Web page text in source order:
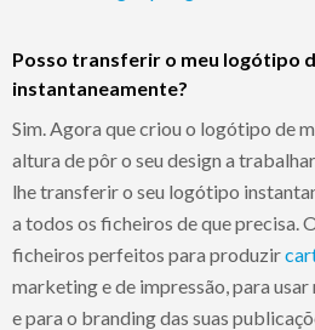
Posso transferir o meu logótipo
instantaneamente?
Sim. Agora que criou o logótipo de
altura de pôr o seu design a
lhe transferir o seu logótipo
a todos os ficheiros de que precisa.
ficheiros perfeitos para produzir
marketing e de impressão, para usar
e para o branding das suas